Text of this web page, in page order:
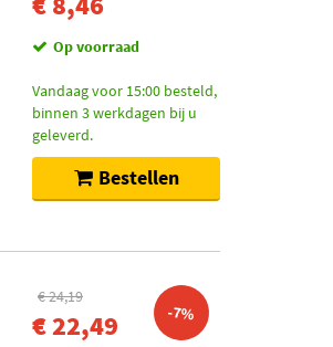
Op voorraad
Vandaag voor 15:00 besteld,
binnen 3 werkdagen bij u
geleverd.
Bestellen
€ 24,19
€ 22,49 -7%